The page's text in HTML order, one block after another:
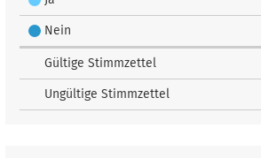
Nein
Gültige Stimmzettel
Ungültige Stimmzettel